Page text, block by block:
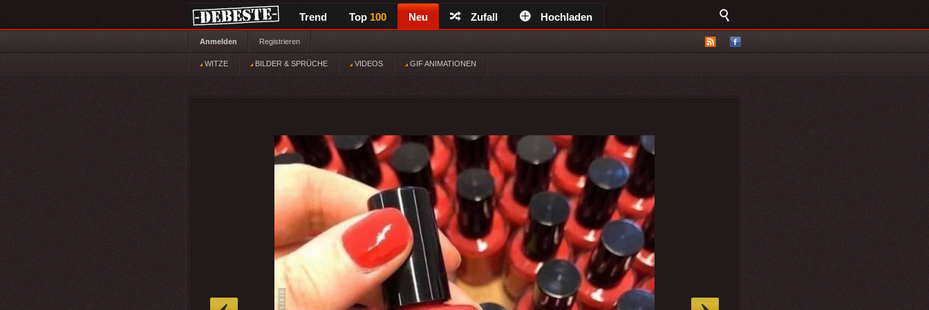
Trend Top 100 Neu Zufall Hochladen
Anmelden Registrieren
WITZE BILDER & SPRÜCHE VIDEOS GIF ANIMATIONEN